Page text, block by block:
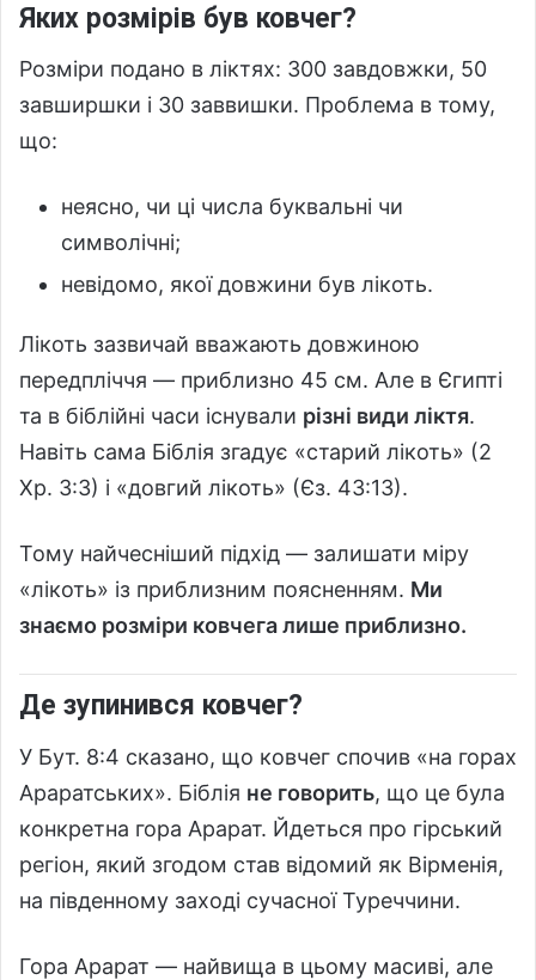
Яких розмірів був ковчег?
Розміри подано в ліктях: 300 завдовжки, 50
завширшки і 30 заввишки. Проблема в тому,
що:
неясно, чи ці числа буквальні чи
символічні;
невідомо, якої довжини був лікоть.
Лікоть зазвичай вважають довжиною
передпліччя — приблизно 45 см. Але в Єгипті
та в біблійні часи існували різні види ліктя.
Навіть сама Біблія згадує «старий лікоть» (2
Хр. 3:3) і «довгий лікоть» (Єз. 43:13).
Тому найчесніший підхід — залишати міру
«лікоть» із приблизним поясненням. Ми
знаємо розміри ковчега лише приблизно.
Де зупинився ковчег?
У Бут. 8:4 сказано, що ковчег спочив «на горах
Араратських». Біблія не говорить, що це була
конкретна гора Арарат. Йдеться про гірський
регіон, який згодом став відомий як Вірменія,
на південному заході сучасної Туреччини.
Гора Арарат — найвища в цьому масиві, але